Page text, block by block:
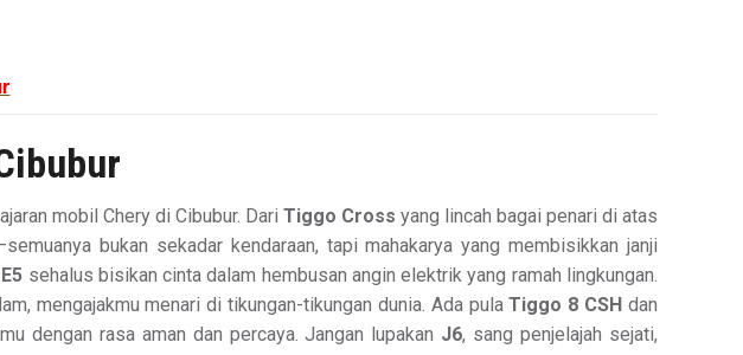
mobil Chery di Cibubur. Dari Tiggo Cross yang lincah bagai penari di atas
bukan sekadar kendaraan, tapi mahakarya yang membisikkan janji
sehalus bisikan cinta dalam hembusan angin elektrik yang ramah lingkungan.
mengajakmu menari di tikungan-tikungan dunia. Ada pulaTiggo 8 CSH dan
dengan rasa aman dan percaya. Jangan lupakan J6, sang penjelajah sejati,